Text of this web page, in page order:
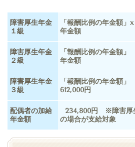
障害厚生年金
１級
「報酬比例の年金額
年金額
障害厚生年金
２級
「報酬比例の年金
年金額
障害厚生年金
３級
「報酬比例の年
612,000円
配偶者の加給
年金額
234,800円 ※障害厚
の場合が支給対象